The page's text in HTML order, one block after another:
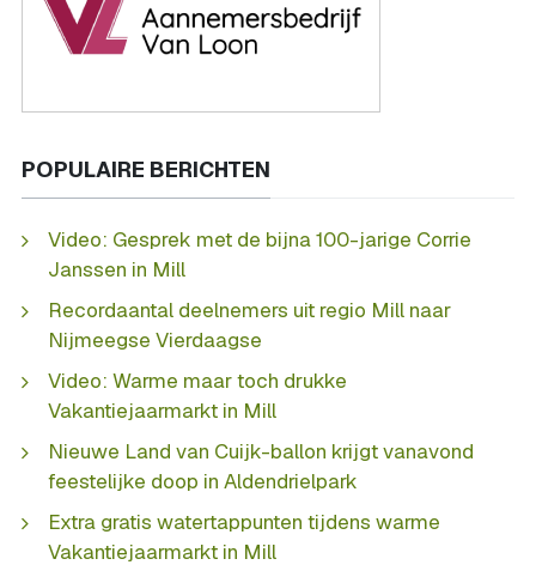
POPULAIRE BERICHTEN
Video: Gesprek met de bijna 100-jarige Corrie
Janssen in Mill
Recordaantal deelnemers uit regio Mill naar
Nijmeegse Vierdaagse
Video: Warme maar toch drukke
Vakantiejaarmarkt in Mill
Nieuwe Land van Cuijk-ballon krijgt vanavond
feestelijke doop in Aldendrielpark
Extra gratis watertappunten tijdens warme
Vakantiejaarmarkt in Mill